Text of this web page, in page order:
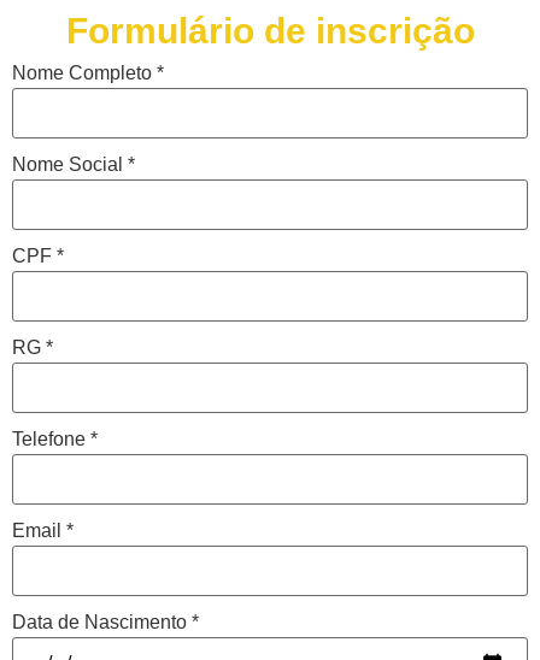
Formulário de inscrição
Nome Completo *
Nome Social *
CPF *
RG *
Telefone *
Email *
Data de Nascimento *